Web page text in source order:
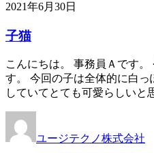
2021年6月30日
子猫
こんにちは。 事務員Ａです
す。 今回の子は全体的に白
していてとても可愛らしいと
ユージテクノ株式会社